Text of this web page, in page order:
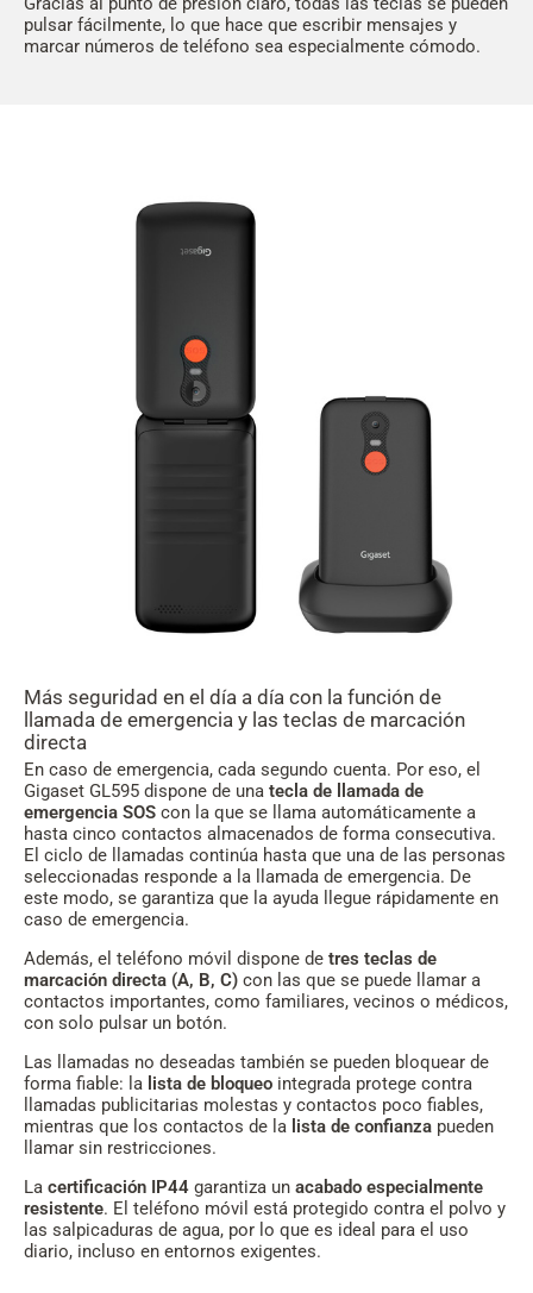
pulsar fácilmente, lo que hace que escribir mensajes y
marcar números de teléfono sea especialmente cómodo.
Más seguridad en el día a día con la función de
llamada de emergencia y las teclas de marcación
directa
En caso de emergencia, cada segundo cuenta. Por eso, el
Gigaset GL595 dispone de una tecla de llamada de
emergencia SOS con la que se llama automáticamente a
hasta cinco contactos almacenados de forma consecutiva.
El ciclo de llamadas continúa hasta que una de las personas
seleccionadas responde a la llamada de emergencia. De
este modo, se garantiza que la ayuda llegue rápidamente en
caso de emergencia.
Además, el teléfono móvil dispone de tres teclas de
marcación directa (A, B, C) con las que se puede llamar a
contactos importantes, como familiares, vecinos o médicos,
con solo pulsar un botón.
Las llamadas no deseadas también se pueden bloquear de
forma fiable: la lista de bloqueo integrada protege contra
llamadas publicitarias molestas y contactos poco fiables,
mientras que los contactos de la lista de confianza pueden
llamar sin restricciones.
La certificación IP44 garantiza un acabado especialmente
resistente. El teléfono móvil está protegido contra el polvo y
las salpicaduras de agua, por lo que es ideal para el uso
diario, incluso en entornos exigentes.